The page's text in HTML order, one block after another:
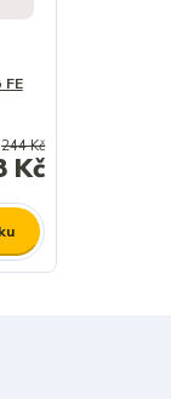
244 Kč
Kč